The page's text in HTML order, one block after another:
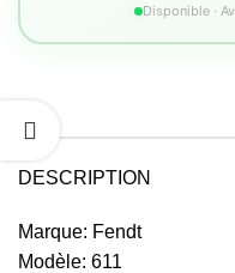
Disponible ·
DESCRIPTION
Marque: Fendt
Modèle: 611